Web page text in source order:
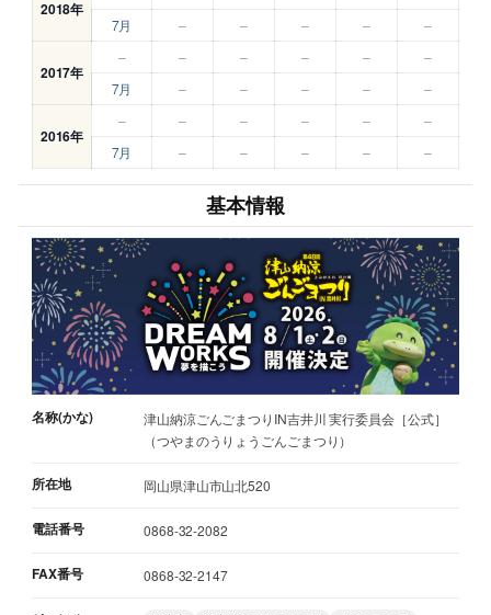
2018年
7月
– – – – –
2017年
– – – – –
–
7月
– – – – –
2016年
– – – – –
–
7月
– – – – –
基本情報
名称(かな)
津山納涼ごんごまつりIN吉井川 実行委員会［公式］
（つやまのうりょうごんごまつり）
所在地 岡山県津山市山北520
電話番号 0868-32-2082
FAX番号 0868-32-2147